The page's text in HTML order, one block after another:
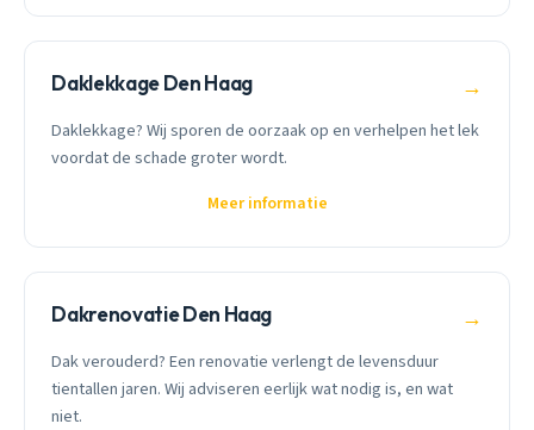
Daklekkage Den Haag →
Daklekkage? Wij sporen de oorzaak op en verhelpen het lek
voordat de schade groter wordt.
Meer informatie
Dakrenovatie Den Haag →
Dak verouderd? Een renovatie verlengt de levensduur
tientallen jaren. Wij adviseren eerlijk wat nodig is, en wat
niet.